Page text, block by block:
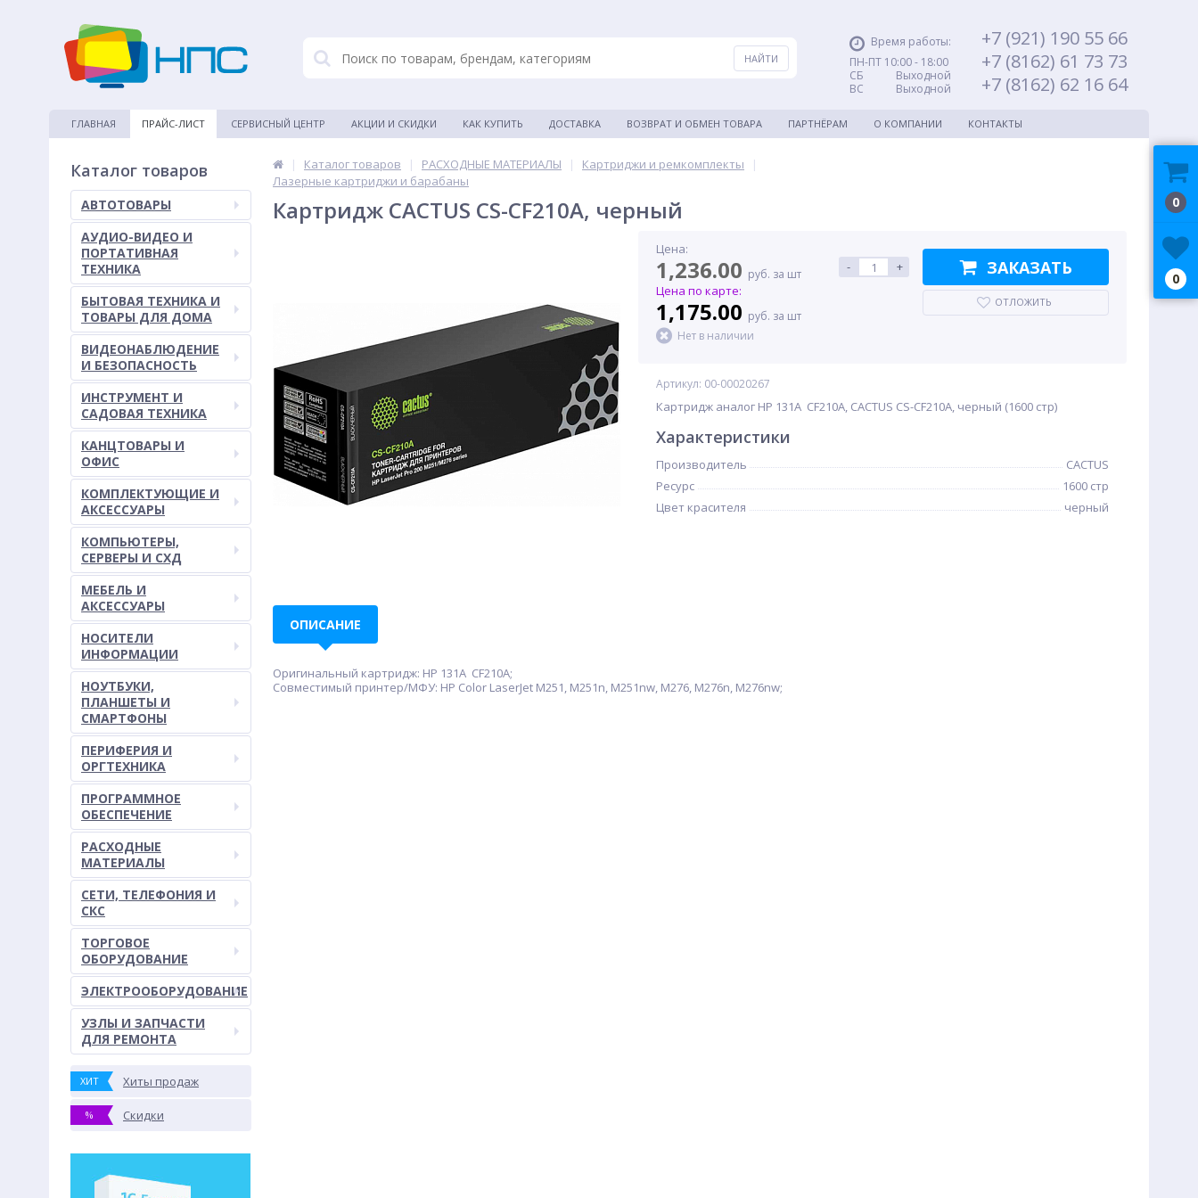
Время работы:
ПН-ПТ 10:00 - 18:00
СБ Выходной
ВС Выходной
+7 (921) 190 55 66
+7 (8162) 61 73 73
+7 (8162) 62 16 64
ГЛАВНАЯ ПРАЙС-ЛИСТ СЕРВИСНЫЙ ЦЕНТР АКЦИИ И СКИДКИ КАК КУПИТЬ ДОСТАВКА ВОЗВРАТ И ОБМЕН ТОВАРА ПАРТНЁРАМ О КОМПАНИИ КОНТАКТЫ
Каталог товаров
АВТОТОВАРЫ
АУДИО-ВИДЕО И
ПОРТАТИВНАЯ
ТЕХНИКА
БЫТОВАЯ ТЕХНИКА И
ТОВАРЫ ДЛЯ ДОМА
ВИДЕОНАБЛЮДЕНИЕ
И БЕЗОПАСНОСТЬ
ИНСТРУМЕНТ И
САДОВАЯ ТЕХНИКА
КАНЦТОВАРЫ И
ОФИС
КОМПЛЕКТУЮЩИЕ И
АКСЕССУАРЫ
КОМПЬЮТЕРЫ,
СЕРВЕРЫ И СХД
МЕБЕЛЬ И
АКСЕССУАРЫ
НОСИТЕЛИ
ИНФОРМАЦИИ
НОУТБУКИ,
ПЛАНШЕТЫ И
СМАРТФОНЫ
ПЕРИФЕРИЯ И
ОРГТЕХНИКА
ПРОГРАММНОЕ
ОБЕСПЕЧЕНИЕ
РАСХОДНЫЕ
МАТЕРИАЛЫ
СЕТИ, ТЕЛЕФОНИЯ И
СКС
ТОРГОВОЕ
ОБОРУДОВАНИЕ
ЭЛЕКТРООБОРУДОВАНИЕ
УЗЛЫ И ЗАПЧАСТИ
ДЛЯ РЕМОНТА
ХИТ Хиты продаж
% Скидки
| Каталог товаров | РАСХОДНЫЕ МАТЕРИАЛЫ | Картриджи и ремкомплекты
|
Лазерные картриджи и барабаны
Картридж CACTUS CS-CF210A, черный
Цена:
1,236.00 руб. за шт
Цена по карте:
1,175.00 руб. за шт
Нет в наличии
- + ЗАКАЗАТЬ
ОТЛОЖИТЬ
Артикул: 00-00020267
Картридж аналог HP 131A CF210A, CACTUS CS-CF210A, черный (1600 стр)
Характеристики
Производитель
CACTUS
Ресурс
1600 стр
Цвет красителя
черный
ОПИСАНИЕ
Оригинальный картридж: HP 131A CF210A;
Совместимый принтер/МФУ: HP Color LaserJet M251, M251n, M251nw, M276, M276n, M276nw;
0
0